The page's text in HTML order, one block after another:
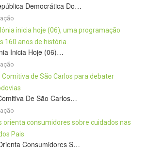
Democrática Do…
Inicia Hoje (06)…
De São Carlos…
Consumidores S…